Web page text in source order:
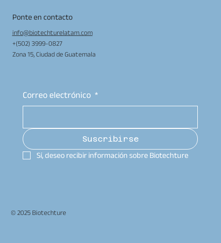
Ponte en contacto
info@biotechturelatam.com
+(502) 3999-0827
Zona 15, Ciudad de Guatemala
Correo electrónico *
Suscribirse
Sí, deseo recibir información sobre Biotechture
© 2025 Biotechture